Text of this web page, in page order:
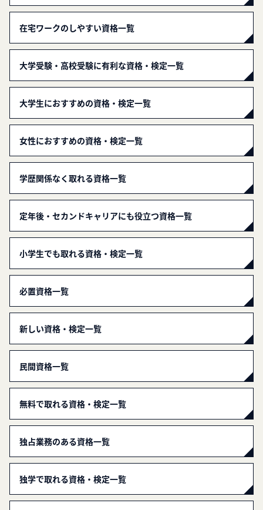
在宅ワークのしやすい資格一覧
大学受験・高校受験に有利な資格・検定一覧
大学生におすすめの資格・検定一覧
女性におすすめの資格・検定一覧
学歴関係なく取れる資格一覧
定年後・セカンドキャリアにも役立つ資格一覧
小学生でも取れる資格・検定一覧
必置資格一覧
新しい資格・検定一覧
民間資格一覧
無料で取れる資格・検定一覧
独占業務のある資格一覧
独学で取れる資格・検定一覧